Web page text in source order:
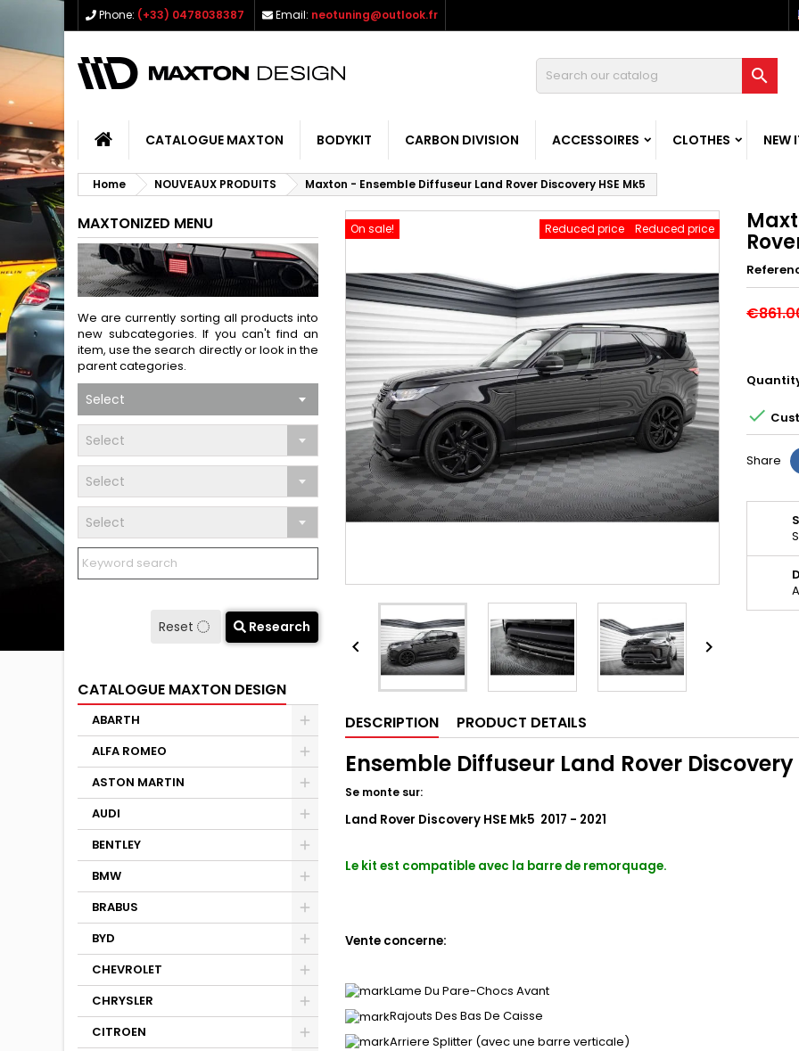
Phone: (+33) 0478038387 Email: neotuning@outlook.fr

CATALOGUE MAXTON BODYKIT CARBON DIVISION ACCESSOIRES CLOTHES NEW
Home NOUVEAUX PRODUITS Maxton - Ensemble Diffuseur Land Rover Discovery HSE Mk5
MAXTONIZED MENU
We are currently sorting all products into
new subcategories. If you can't find an
item, use the search directly or look in the
parent categories.
Select
Select
Select
Select
Reset Research
CATALOGUE MAXTON DESIGN
ABARTH
ALFA ROMEO
ASTON MARTIN
AUDI
BENTLEY
BMW
BRABUS
BYD
CHEVROLET
CHRYSLER
CITROEN
On sale! Reduced price
Reduced price
 

Share
DESCRIPTION PRODUCT DETAILS
Ensemble Diffuseur Land Rover Discovery
Se monte sur:
Land Rover Discovery HSE Mk5 2017 - 2021
Le kit est compatible avec la barre de remorquage.
Vente concerne:
Lame Du Pare-Chocs Avant
Rajouts Des Bas De Caisse
Arriere Splitter (avec une barre verticale)